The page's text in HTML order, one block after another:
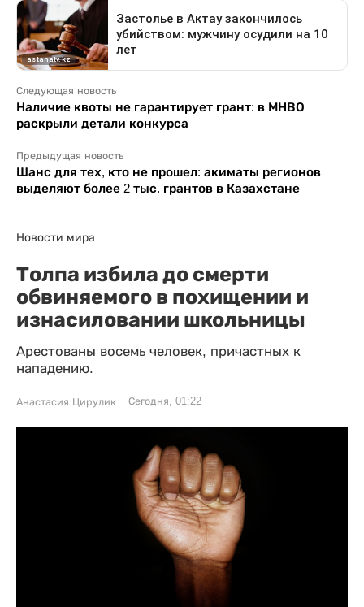
Следующая новость
Наличие квоты не гарантирует грант: в МНВО
раскрыли детали конкурса
Предыдущая новость
Шанс для тех, кто не прошел: акиматы регионов
выделяют более 2 тыс. грантов в Казахстане
Новости мира
Толпа избила до смерти
обвиняемого в похищении и
изнасиловании школьницы
Арестованы восемь человек, причастных к
нападению.
Анастасия Цирулик Сегодня, 01:22